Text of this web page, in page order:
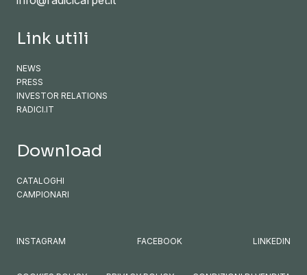
Link utili
NEWS
PRESS
INVESTOR RELATIONS
RADICI.IT
Download
CATALOGHI
CAMPIONARI
INSTAGRAM FACEBOOK LINKEDIN